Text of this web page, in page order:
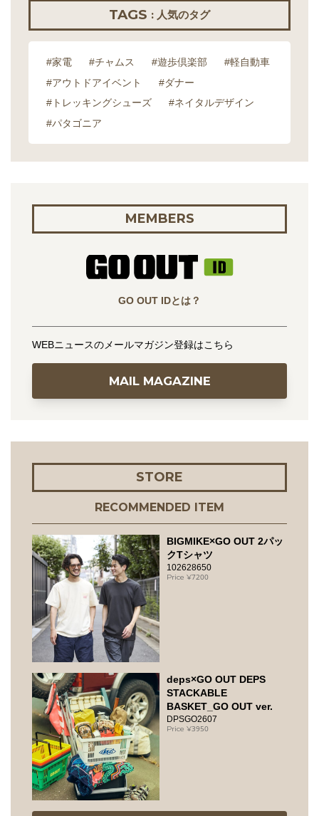
TAGS : 人気のタグ
#家電 #チャムス #遊歩倶楽部
#軽自動車
#アウトドアイベント
#ダナー
#トレッキングシューズ
#ネイタルデザイン
#パタゴニア
MEMBERS
GO OUT IDとは？
WEBニュースのメールマガジン登録はこちら
MAIL MAGAZINE
STORE
RECOMMENDED ITEM
BIGMIKE×GO OUT 2パッ
クTシャツ
102628650
7200
deps×GO OUT DEPS
STACKABLE
BASKET_GO OUT ver.
DPSGO2607
3950